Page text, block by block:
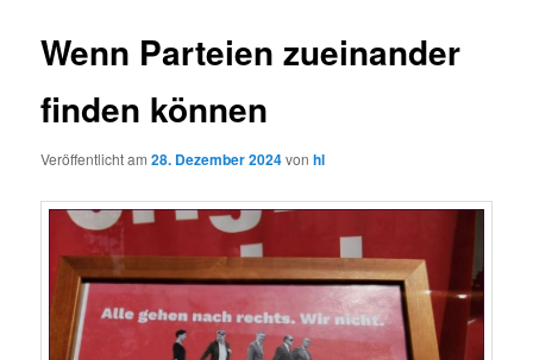
Wenn Parteien zueinander
finden können
Veröffentlicht am28. Dezember 2024vonhl